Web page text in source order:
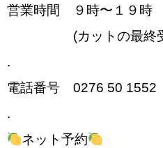
営業時間 ９時〜１９時
(カットの最終受
.
電話番号 0276 50 1552
.
ネット予約